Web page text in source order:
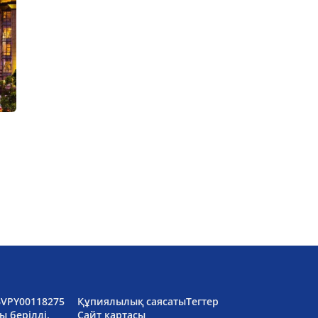
берілді.
Құпиялылық саясатыТегтер
Сайт картасы